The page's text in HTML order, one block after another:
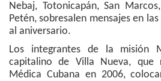
Nebaj, Totonicapán, San
Petén, sobresalen mensajes en
al aniversario.
Los integrantes de la misión
capitalino de Villa Nueva, que
Médica Cubana en 2006,